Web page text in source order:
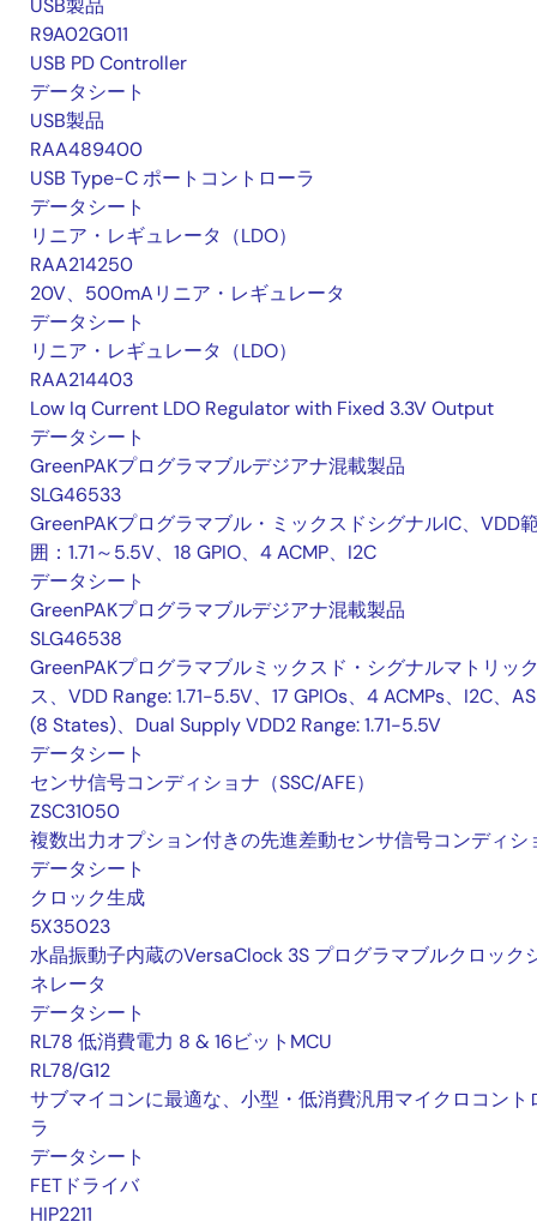
USB製品
R9A02G011
USB PD Controller
データシート
USB製品
RAA489400
USB Type-C ポートコントローラ
データシート
リニア・レギュレータ（LDO）
RAA214250
20V、500mAリニア・レギュレータ
データシート
リニア・レギュレータ（LDO）
RAA214403
Low Iq Current LDO Regulator with Fixed 3.3V Output
データシート
GreenPAKプログラマブルデジアナ混載製品
SLG46533
GreenPAKプログラマブル・ミックスドシグナルIC、VDD
囲：1.71～5.5V、18 GPIO、4 ACMP、I2C
データシート
GreenPAKプログラマブルデジアナ混載製品
SLG46538
GreenPAKプログラマブルミックスド・シグナルマトリッ
ス、VDD Range: 1.71-5.5V、17 GPIOs、4 ACMPs、I2C、
(8 States)、Dual Supply VDD2 Range: 1.71-5.5V
データシート
センサ信号コンディショナ（SSC/AFE）
ZSC31050
複数出力オプション付きの先進差動センサ信号コンディシ
データシート
クロック生成
5X35023
水晶振動子内蔵のVersaClock 3S プログラマブルクロック
ネレータ
データシート
RL78 低消費電力 8 & 16ビットMCU
RL78/G12
サブマイコンに最適な、小型・低消費汎用マイクロコント
ラ
データシート
FETドライバ
HIP2211